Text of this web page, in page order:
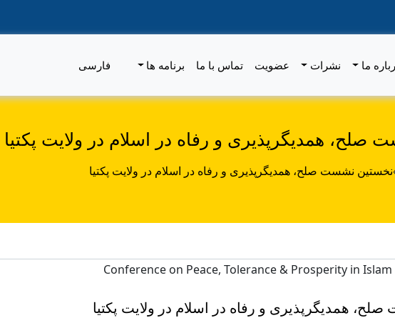
ما نشرات عضویت تماس با ما برنامه ها فارسی
همدیگرپذیری و رفاه در اسلام در ولایت پکتیا
نخستین نشست صلح، همدیگرپذیری و رفاه در اسلام در ولایت پکتیا
همدیگرپذیری و رفاه در اسلام در ولایت پکتیا